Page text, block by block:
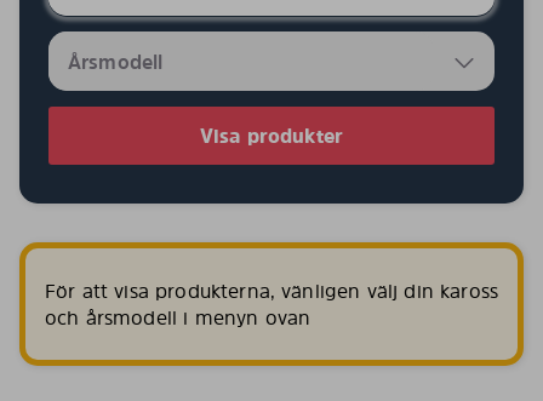
Visa produkter
För att visa produkterna, vänligen välj din kaross
och årsmodell i menyn ovan